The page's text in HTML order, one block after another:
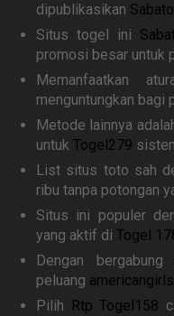
dipublikasikan
Situs togel ini
promosi besar untuk
Memanfaatkan
menguntungkan bagi
Metode lainnya
untuk Togel279
List situs toto sah
ribu tanpa potongan
Situs ini populer
yang aktif di Togel
Dengan
peluang
Pilih
Rtp Togel158